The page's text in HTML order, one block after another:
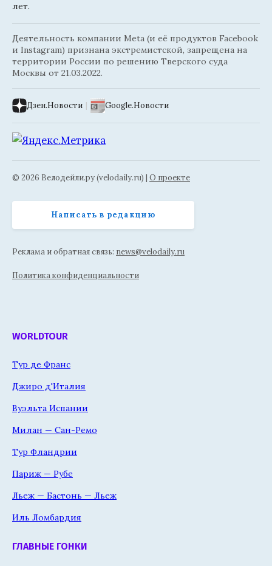
лет.
Деятельность компании Meta (и её продуктов Facebook
и Instagram) признана экстремистской, запрещена на
территории России по решению Тверского суда
Москвы от 21.03.2022.
Дзен.Новости | Google.Новости
© 2026 Велодейли.ру (velodaily.ru) | О проекте
Написать в редакцию
Реклама и обратная связь: news@velodaily.ru
Политика конфиденциальности
WORLDTOUR
Тур де Франс
Джиро д'Италия
Вуэльта Испании
Милан — Сан-Ремо
Тур Фландрии
Париж — Рубе
Льеж — Бастонь — Льеж
Иль Ломбардия
ГЛАВНЫЕ ГОНКИ